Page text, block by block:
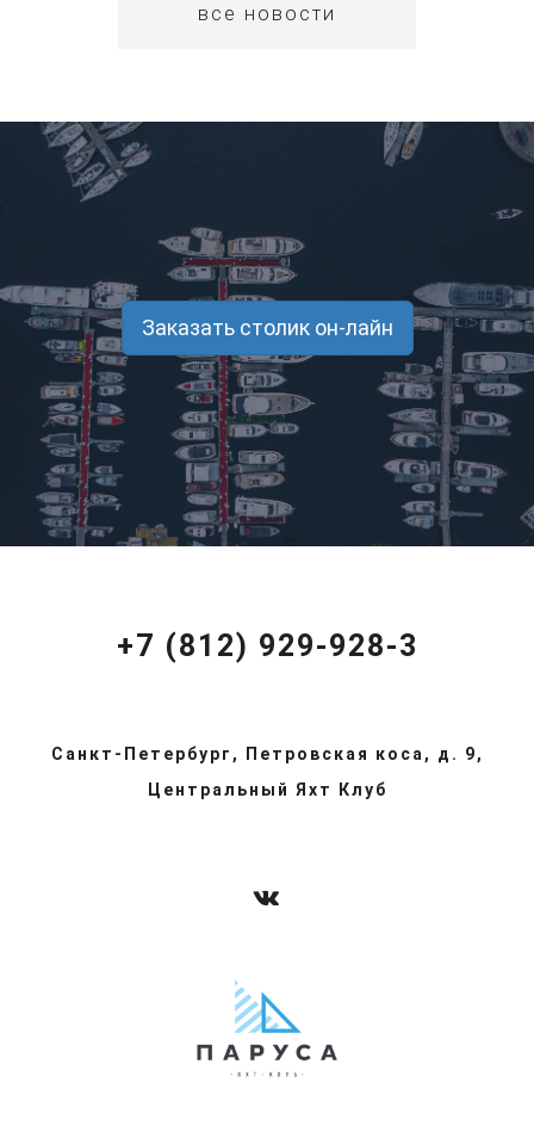
все новости
Заказать столик он-лайн
+7 (812) 929-928-3
Санкт-Петербург, Петровская коса, д. 9,
Центральный Яхт Клуб